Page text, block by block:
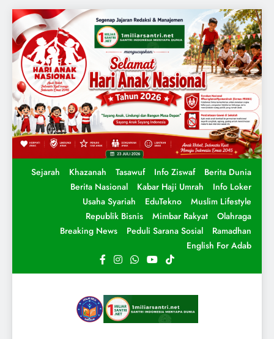
Sejarah Khazanah Tasawuf Info Ziswaf
Berita Dunia
Berita Nasional
Kabar Haji Umrah
Info Loker
Usaha Syariah
EduTekno
Muslim Lifestyle
Republik Bisnis
Mimbar Rakyat
Olahraga
Breaking News
Peduli Sarana Sosial
Ramadhan
English For Adab